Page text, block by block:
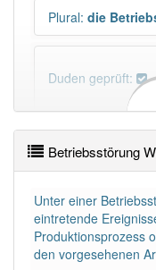
Plural: die
Duden geprüft:
Wörter, die mit "-
DER:127
Betriebsstörung
Unter einer
eintretende
Produktionsprozess
den vorgesehenen